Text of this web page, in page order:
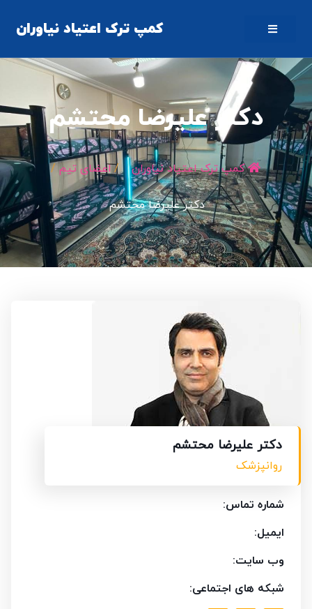
کمپ ترک اعتیاد نیاوران
دکتر علیرضا محتشم
کمپ ترک اعتیاد نیاوران /اعضای تیم /
دکتر علیرضا محتشم
دکتر علیرضا محتشم
روانپزشک
شماره تماس:
ایمیل:
وب سایت:
شبکه های اجتماعی: